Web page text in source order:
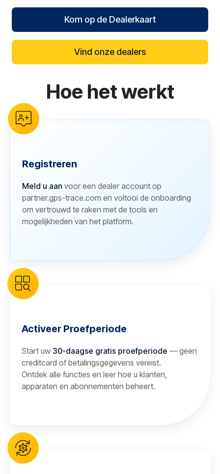
Kom op de Dealerkaart
Vind onze dealers
reCAPTCHA verification
Hoe het werkt
Registreren
Meld u aan voor een dealer account op
partner.gps-trace.com en voltooi de onboarding
om vertrouwd te raken met de tools en
mogelijkheden van het platform.
Activeer Proefperiode
Start uw 30-daagse gratis proefperiode — geen
creditcard of betalingsgegevens vereist.
Ontdek alle functies en leer hoe u klanten,
apparaten en abonnementen beheert.